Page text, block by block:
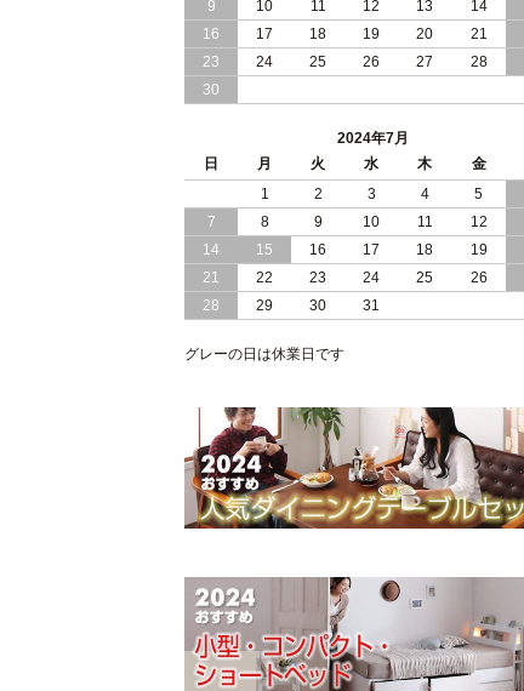
2024/03/28
おすすめ クイーン キング ワイドキ
サイズ で 通気性ある すのこ仕様 大
畳 仕様 で 敷き布団 が使える 引き出
収納 付き 大容量 チェスト ベッド
製 ヘッドボードなし
2024/02/23
畳 の 床面 で 敷き布団 で 寝られる
出し 収納庫 付 大容量 チェスト ベ
日本製
し 収納庫 付き チェスト ベッド 日本
9
10 11 12 13 14
16
17 18 19 20 21
23
24 25 26 27 28
30
2024年7月
日
月 火 水 木 金
1
2 3 4 5
7
8 9 10 11 12
14
15 16 17 18 19
21
22 23 24 25 26
28
29 30 31
グレーの日は休業日です